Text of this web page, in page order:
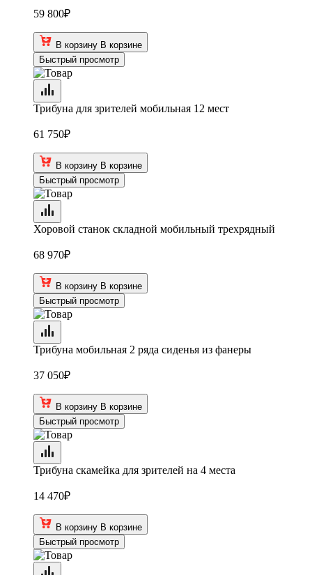
59 800₽
В корзину В корзине
Быстрый просмотр
Трибуна для зрителей мобильная 12 мест
61 750₽
В корзину В корзине
Быстрый просмотр
Хоровой станок складной мобильный трехрядный
68 970₽
В корзину В корзине
Быстрый просмотр
Трибуна мобильная 2 ряда сиденья из фанеры
37 050₽
В корзину В корзине
Быстрый просмотр
Трибуна скамейка для зрителей на 4 места
14 470₽
В корзину В корзине
Быстрый просмотр